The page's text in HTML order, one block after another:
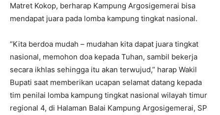
Matret Kokop, berharap Kampung Argosigemerai bisa
mendapat juara pada lomba kampung tingkat nasional.
“Kita berdoa mudah – mudahan kita dapat juara tingkat
nasional, memohon doa kepada Tuhan, sambil bekerja
secara ikhlas sehingga itu akan terwujud,” harap Wakil
Bupati saat memberikan ucapan selamat datang kepada
tim penilai lomba kampung tingkat nasional wilayah timur
regional 4, di Halaman Balai Kampung Argosigemerai, SP